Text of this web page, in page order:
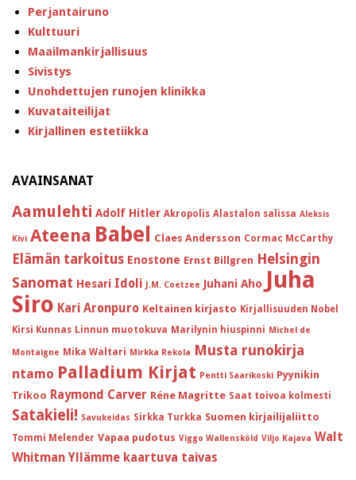
Perjantairuno
Kulttuuri
Maailmankirjallisuus
Sivistys
Unohdettujen runojen klinikka
Kuvataiteilijat
Kirjallinen estetiikka
AVAINSANAT
Aamulehti Adolf Hitler Akropolis Alastalon salissa Aleksis
Kivi Ateena Babel Claes Andersson Cormac McCarthy
Elämän tarkoitus Enostone Ernst Billgren Helsingin
Sanomat Hesari Idoli J.M. Coetzee Juhani Aho Juha
Siro Kari Aronpuro Keltainen kirjasto Kirjallisuuden Nobel
Kirsi Kunnas Linnun muotokuva Marilynin hiuspinni Michel de
Montaigne Mika Waltari Mirkka Rekola Musta runokirja
ntamo Palladium Kirjat Pentti Saarikoski Pyynikin
Trikoo Raymond Carver Réne Magritte Saat toivoa kolmesti
Satakieli! Savukeidas Sirkka Turkka Suomen kirjailijaliitto
Tommi Melender Vapaa pudotus Viggo Wallensköld Viljo Kajava Walt
Whitman Yllämme kaartuva taivas